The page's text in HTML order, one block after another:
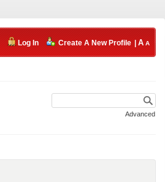
Log In Create A New Profile |
Advanced